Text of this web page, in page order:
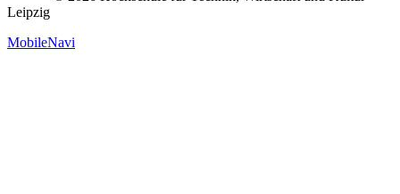
Leipzig
MobileNavi